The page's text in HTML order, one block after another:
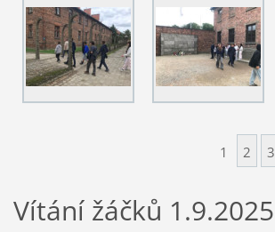
1 2 3
Vítání žáčků 1.9.2025